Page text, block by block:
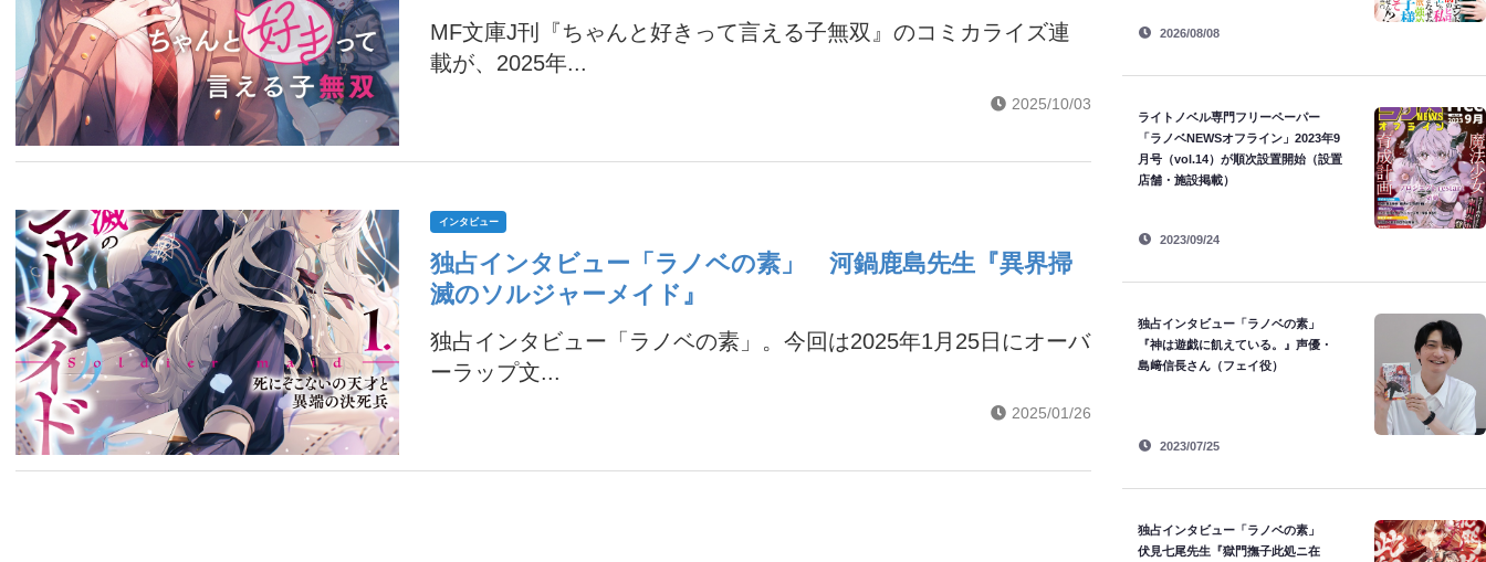
MF文庫J刊『ちゃんと好きって言える子無双』のコミカライズ連
載が、2025年...
2025/10/03
インタビュー
独占インタビュー「ラノベの素」 河鍋鹿島先生『異界掃
滅のソルジャーメイド』
独占インタビュー「ラノベの素」。今回は2025年1月25日にオーバ
ーラップ文...
2025/01/26
2026/08/08
ライトノベル専門フリーペーパー
「ラノベNEWSオフライン」2023年9
月号（vol.14）が順次設置開始（設置
店舗・施設掲載）
2023/09/24
独占インタビュー「ラノベの素」
『神は遊戯に飢えている。』声優・
島﨑信長さん（フェイ役）
2023/07/25
独占インタビュー「ラノベの素」
伏見七尾先生『獄門撫子此処ニ在